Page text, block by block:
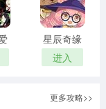
的菜系吧；
能获得奖励；
星辰奇缘
最新版
进入
更多攻略>>